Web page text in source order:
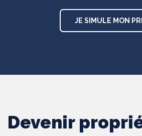
JE SIMULE MON
Devenir